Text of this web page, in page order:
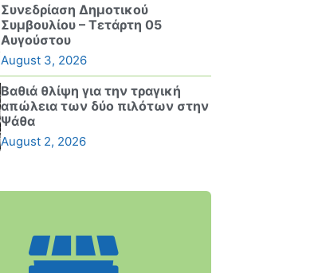
Συνεδρίαση Δημοτικού
Συμβουλίου – Τετάρτη 05
Αυγούστου
August 3, 2026
Βαθιά θλίψη για την τραγική
απώλεια των δύο πιλότων στην
Ψάθα
August 2, 2026